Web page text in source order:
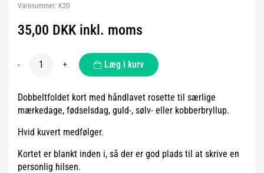
Varenummer: K2D
35,00 DKK inkl. moms
- + Læg i kurv
Dobbeltfoldet kort med håndlavet rosette til særlige
mærkedage, fødselsdag, guld-, sølv- eller kobberbryllup.
Hvid kuvert medfølger.
Kortet er blankt inden i, så der er god plads til at skrive en
personlig hilsen.